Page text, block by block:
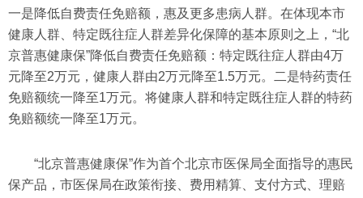
一是降低自费责任免赔额，惠及更多患病人群。在体现本市
健康人群、特定既往症人群差异化保障的基本原则之上，“北
京普惠健康保”降低自费责任免赔额：特定既往症人群由4万
元降至2万元，健康人群由2万元降至1.5万元。二是特药责任
免赔额统一降至1万元。将健康人群和特定既往症人群的特药
免赔额统一降至1万元。
“北京普惠健康保”作为首个北京市医保局全面指导的惠民
保产品，市医保局在政策衔接、费用精算、支付方式、理赔